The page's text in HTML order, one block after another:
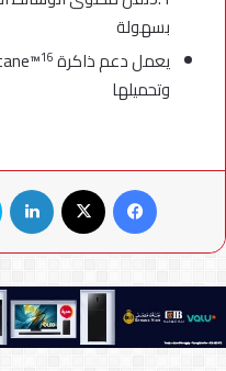
بسهولة
يعمل دعم ذاكرة Intel® Optane™16
وتحميلها
فيسبوك